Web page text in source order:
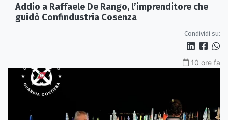
Addio a Raffaele De Rango, l’imprenditore che
guidò Confindustria Cosenza
Condividi su:
10 ore fa